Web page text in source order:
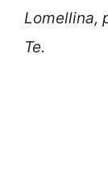
Lomellina,
Te.